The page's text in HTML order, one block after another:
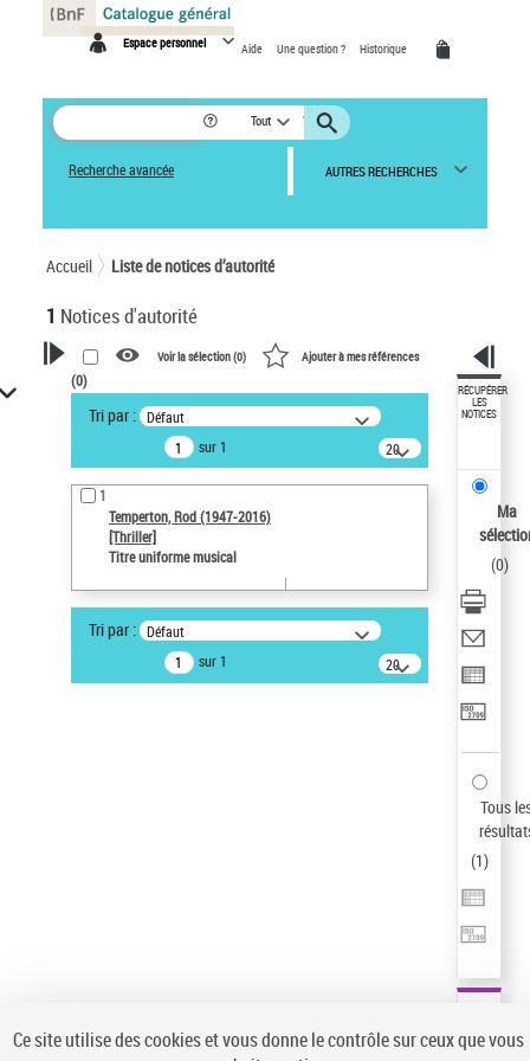
Espace personnel Aide Une question ? Historique
Tout
Recherche avancée AUTRES RECHERCHES
Accueil Liste de notices d’autorité
1 Notices d'autorité
VOTRE RECHERCHE
Recherche avancée dans les
notices d’autorité
Œuvres liées à l'auteur :
Temperton, Rod (1947-2016)
Auteur d’œuvre
Type de notice d'autorité
Œuvre
Pays
Voir la sélection (0) Ajouter à mes références
(0)
Tri par : Défaut
sur 1
20
résultats/page
1
Temperton, Rod (1947-2016)
[Thriller]
Titre uniforme musical
Tri par : Défaut
sur 1
20
résultats/page
RÉCUPÉRER
LES
NOTICES
Ma
(0)
Tous
(1)
Panneau de gestion des cookies
Ce site utilise des cookies et vous donne le contrôle sur ceux que vous